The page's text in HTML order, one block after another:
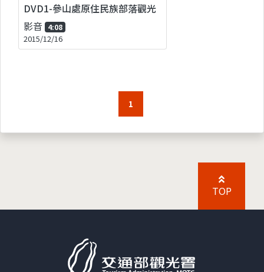
DVD1-參山處原住民族部落觀光
影音 4:08
2015/12/16
1
TOP